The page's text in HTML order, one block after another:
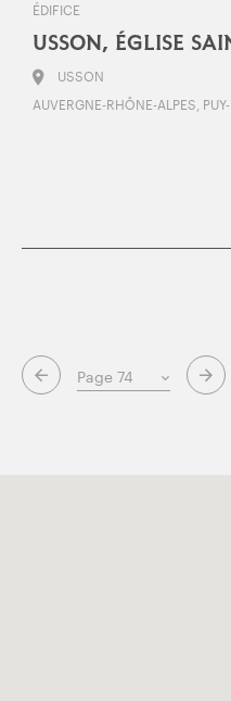
ÉDIFICE
USSON, ÉGLISE
USSON
AUVERGNE-RHÔNE-ALPES,